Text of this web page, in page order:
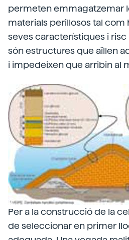
permeten emmagatzemar
materials perillosos tal com
seves característiques i risc
són estructures que aïllen
i impedeixen que arribin al
Per a la construcció de la
de seleccionar en primer